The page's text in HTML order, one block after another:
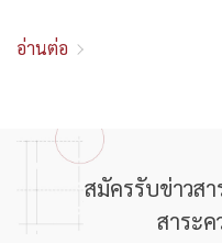
อ่านต่อ
สมัครรับข่าวส
สาระค